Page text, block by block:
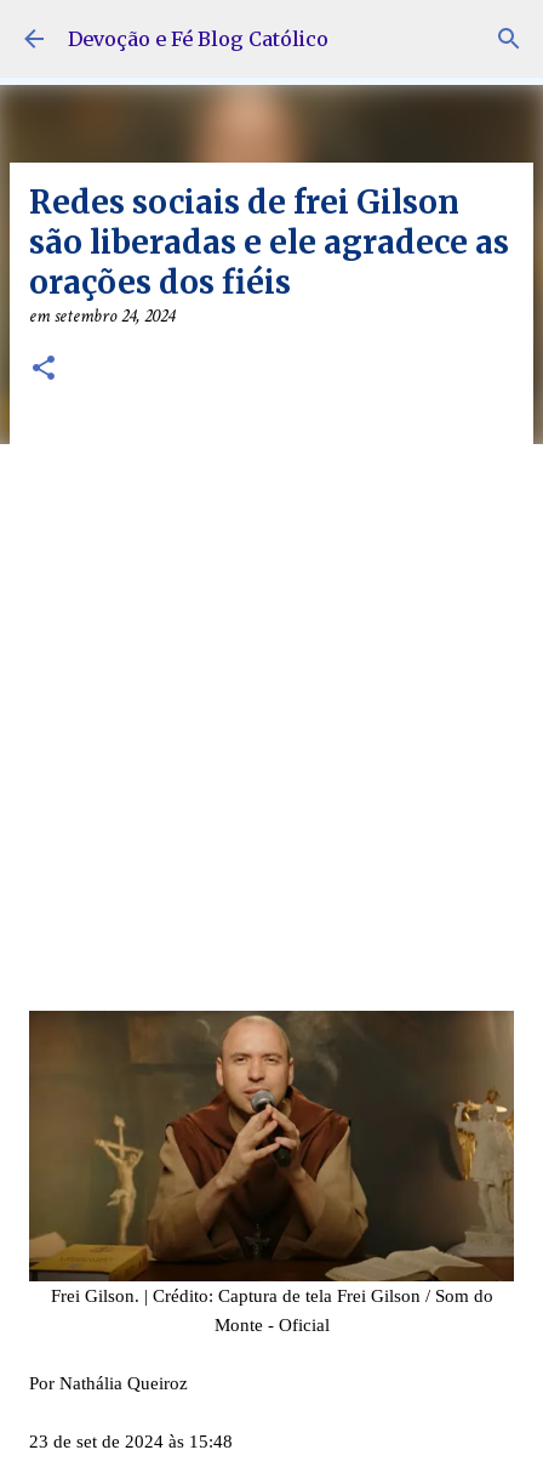
Pular para o conteúdo principal
Devoção e Fé Blog Católico
Redes sociais de frei Gilson
são liberadas e ele agradece as
orações dos fiéis
emsetembro 24, 2024
Frei Gilson. | Crédito: Captura de tela Frei Gilson / Som do
Monte - Oficial
Por Nathália Queiroz
23 de set de 2024 às 15:48